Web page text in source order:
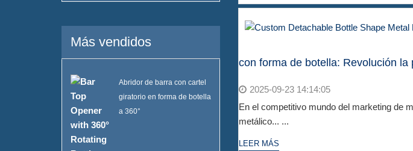
Más vendidos
Abridor de barra con cartel
giratorio en forma de botella
a 360°
con forma de botella: Revolución la
2025-09-23 14:14:05
En el competitivo mundo del marketing de
metálico... ...
LEER MÁS